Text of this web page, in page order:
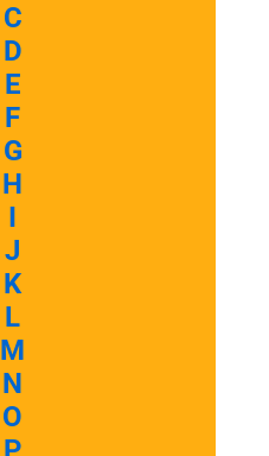
C
D
E
F
G
H
I
J
K
L
M
N
O